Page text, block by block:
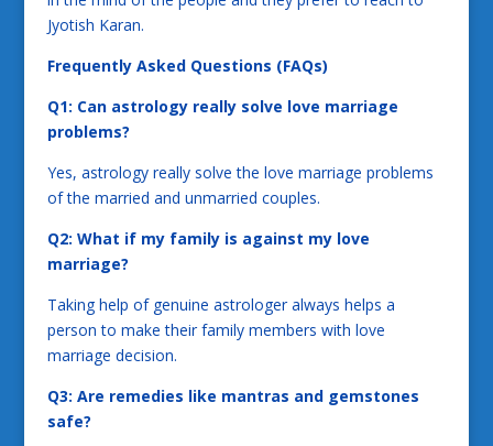
Jyotish Karan.
Frequently Asked Questions (FAQs)
Q1: Can astrology really solve love marriage
problems?
Yes, astrology really solve the love marriage problems
of the married and unmarried couples.
Q2: What if my family is against my love
marriage?
Taking help of genuine astrologer always helps a
person to make their family members with love
marriage decision.
Q3: Are remedies like mantras and gemstones
safe?